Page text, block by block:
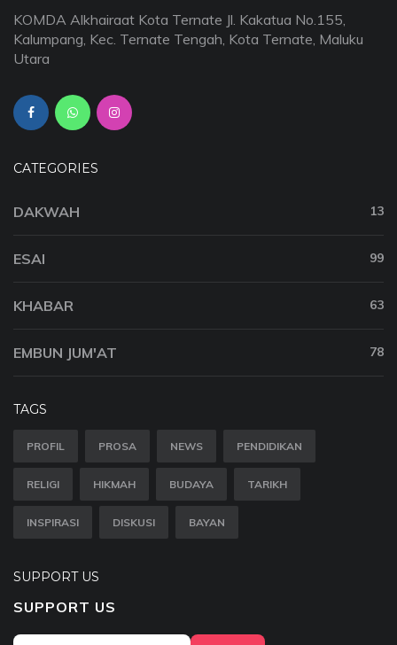
KOMDA Alkhairaat Kota Ternate Jl. Kakatua No.155,
Kalumpang, Kec. Ternate Tengah, Kota Ternate, Maluku
Utara
CATEGORIES
DAKWAH 13
ESAI 99
KHABAR 63
EMBUN JUM'AT 78
TAGS
PROFIL PROSA NEWS PENDIDIKAN
RELIGI HIKMAH BUDAYA TARIKH
INSPIRASI DISKUSI BAYAN
SUPPORT US
SUPPORT US